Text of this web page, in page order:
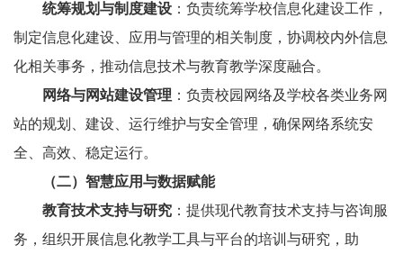
统筹规划与制度建设 ：负责统筹学校信息化建设工作，
制定信息化建设、应用与管理的相关制度，协调校内外信息
化相关事务，推动信息技术与教育教学深度融合。
网络与网站建设管理 ：负责校园网络及学校各类业务网
站的规划、建设、运行维护与安全管理，确保网络系统安
全、高效、稳定运行。
（二）智慧应用与数据赋能
教育技术支持与研究 ：提供现代教育技术支持与咨询服
务，组织开展信息化教学工具与平台的培训与研究，助